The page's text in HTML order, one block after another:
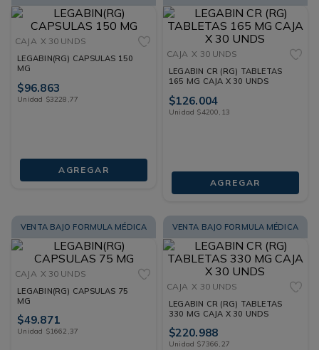
CAJA X 30 UNDS
LEGABIN(RG) CAPSULAS 150
MG
$96.863
Unidad $3228 77
AGREGAR
CAJA X 30 UNDS
LEGABIN CR (RG) TABLETAS
165 MG CAJA X 30 UNDS
$126.004
Unidad $4200 13
AGREGAR
VENTA BAJO FORMULA MÉDICA
CAJA X 30 UNDS
LEGABIN(RG) CAPSULAS 75
MG
$49.871
Unidad $1662 ,37
VENTA BAJO FORMULA MÉDICA
CAJA X 30 UNDS
LEGABIN CR (RG) TABLETAS
330 MG CAJA X 30 UNDS
$220.988
Unidad $7366,27